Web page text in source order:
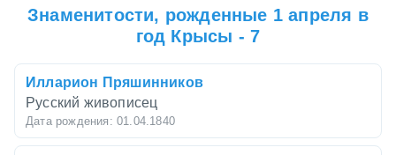
Знаменитости, рожденные 1 апреля в
год Крысы - 7
Илларион Пряшинников
Русский живописец
Дата рождения: 01.04.1840